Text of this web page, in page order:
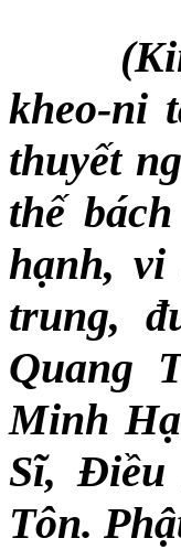
kheo-ni
thuyết
thế
hạnh, vi
trung,
Quang
Minh
Sĩ, Điều
Tôn.